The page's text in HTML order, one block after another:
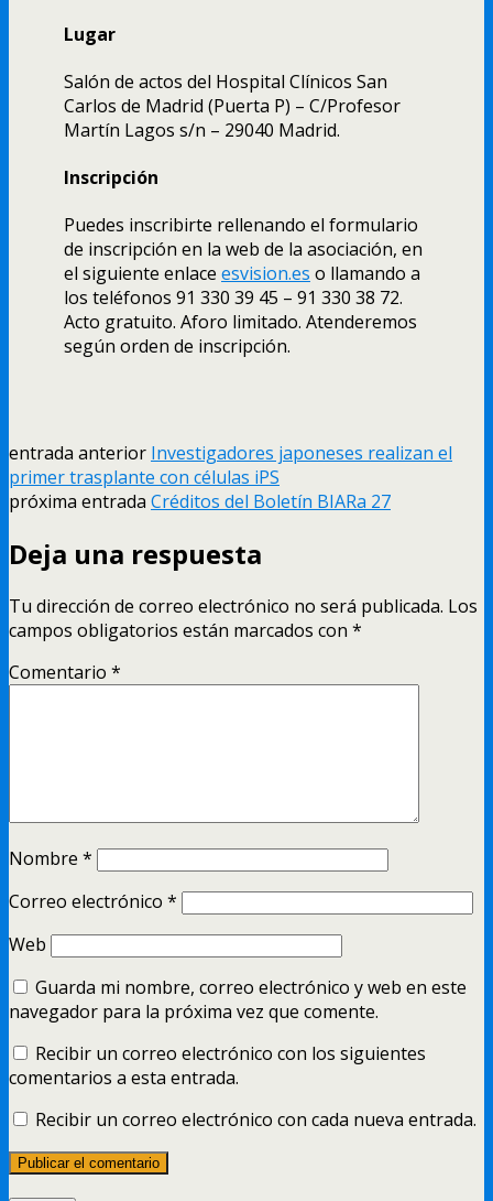
Lugar
Salón de actos del Hospital Clínicos San
Carlos de Madrid (Puerta P) – C/Profesor
Martín Lagos s/n – 29040 Madrid.
Inscripción
Puedes inscribirte rellenando el formulario
de inscripción en la web de la asociación, en
el siguiente enlace esvision.es o llamando a
los teléfonos 91 330 39 45 – 91 330 38 72.
Acto gratuito. Aforo limitado. Atenderemos
según orden de inscripción.
entrada anterior Investigadores japoneses realizan el
primer trasplante con células iPS
próxima entrada Créditos del Boletín BIARa 27
Deja una respuesta
Tu dirección de correo electrónico no será publicada. Los
campos obligatorios están marcados con *
Comentario *
Nombre *
Correo electrónico *
Web
Guarda mi nombre, correo electrónico y web en este
navegador para la próxima vez que comente.
Recibir un correo electrónico con los siguientes
comentarios a esta entrada.
Recibir un correo electrónico con cada nueva entrada.